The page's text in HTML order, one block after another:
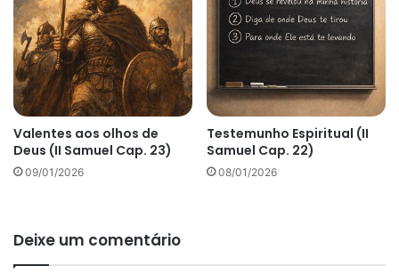
Valentes aos olhos de
Deus (II Samuel Cap. 23)
09/01/2026
Testemunho Espiritual (II
Samuel Cap. 22)
08/01/2026
Deixe um comentário